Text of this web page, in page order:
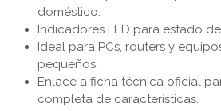
doméstico.
Indicadores LED para estado
Ideal para PCs, routers y
pequeños.
Enlace a ficha técnica oficial
completa de características.